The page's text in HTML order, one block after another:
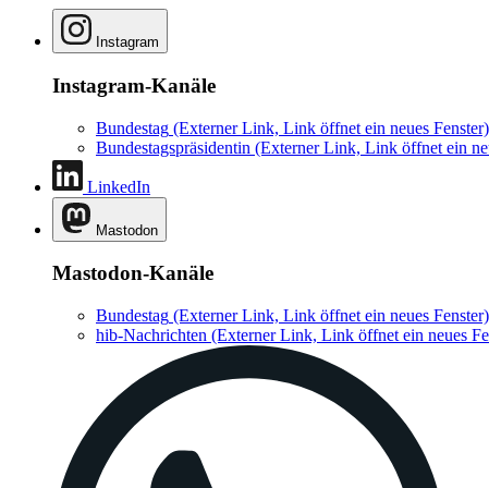
Instagram
Instagram-Kanäle
Bundestag (Externer Link, Link öffnet ein neues Fenster)
Bundestagspräsidentin (Externer Link, Link öffnet ein
LinkedIn
Mastodon
Mastodon-Kanäle
Bundestag (Externer Link, Link öffnet ein neues Fenster)
hib-Nachrichten (Externer Link, Link öffnet ein neues